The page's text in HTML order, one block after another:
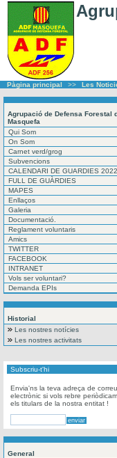
Pàgina principal >> Les
Agrupació de Defensa Forestal
Masquefa
Qui Som
On Som
Carnet verd/grog
Subvencions
CALENDARI DE GUARDIES 2022
FULL DE GUÀRDIES
MAPES
Enllaços
Galeria
Documentació.
Reglament voluntaris
Amics
TWITTER
FACEBOOK
INTRANET
Vols ser voluntari?
Demanda EPIs
Historial
Les nostres notícies
Les nostres activitats
Subscriu-t'hi
Envia'ns la teva adreça de correu
electrònic si vols rebre
els titulars de la nostra entitat !
General